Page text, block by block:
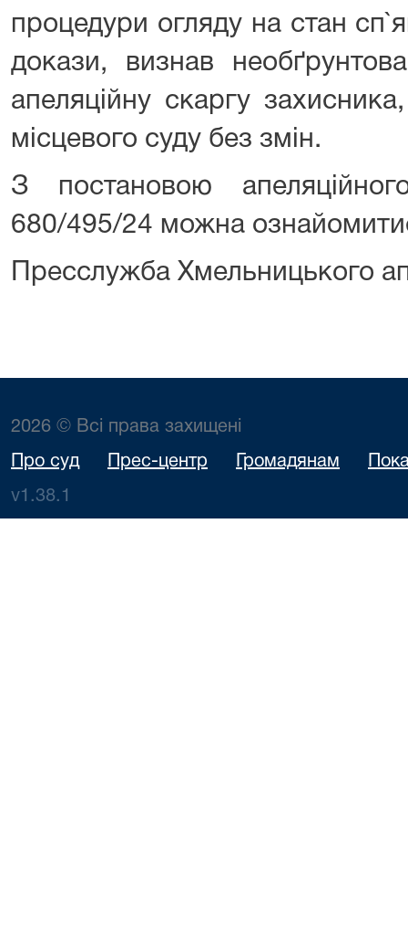
процедури огляду на стан
докази, визнав
апеляційну скаргу
місцевого суду без змін.
З постановою
680/495/24 можна
Пресслужба Хмельницького
2026 © Всі права захищені
Про суд Прес-центр Громадянам
v1.38.1